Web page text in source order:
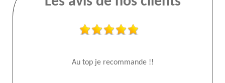
Au top je recommande !!